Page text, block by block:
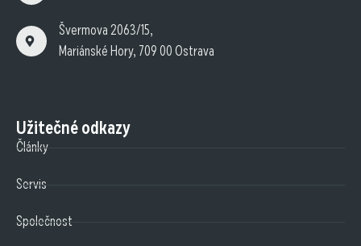
Švermova 2063/15,
Mariánské Hory, 709 00 Ostrava
Užitečné odkazy
Články
Servis
Společnost